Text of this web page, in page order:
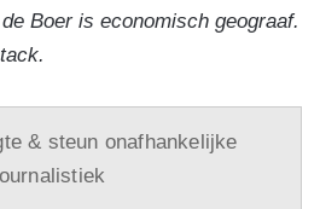
Boer is economisch geograaf.
& steun onafhankelijke